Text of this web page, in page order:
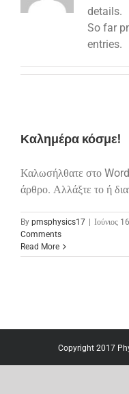
details.
So far
entries.
Καλημέρα κόσμε!
Καλωσήλθατε στο
άρθρο. Αλλάξτε το ή
By pmsphysics17 Ιούνιος
Comments
Read More
Copyright 2017